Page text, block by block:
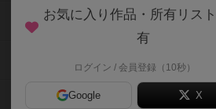
お気に入り作品・所有リス
有
ログイン / 会員登録（10秒）
Google X
メカニクス特集
掲示板・トピックス
ボドとも・会員一覧